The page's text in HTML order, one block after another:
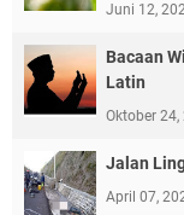
Juni 12,
Bacaan
Latin
Oktober 24,
Jalan
April 07,